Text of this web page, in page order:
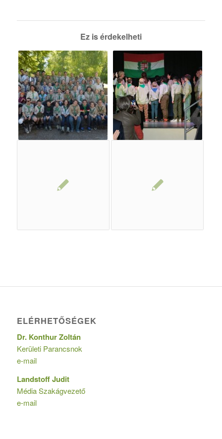
Ez is érdekelheti
ELÉRHETŐSÉGEK
Dr. Konthur Zoltán
Kerületi Parancsnok
e-mail
Landstoff Judit
Média Szakágvezető
e-mail